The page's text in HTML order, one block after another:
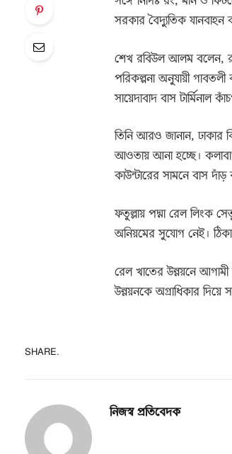
সরকার বৈদ্যুতিক যানবাহন
শেখ রবিউল আলম বলেন,
পরিকল্পনা অনুযায়ী গাবতলী
সায়েদাবাদ বাস টার্মিনাল
তিনি আরও জানান, ঢাকার
আওতায় আনা হচ্ছে।
কাউন্টারের সামনে বাস দাঁড়
ফতুল্লায় পদ্মা রেল লিংক
অনিয়মের সুযোগ নেই।
রেল খাতের উন্নয়নে
উন্নয়নকে অগ্রাধিকার
SHARE.
নিজস্ব প্রতিবেদক